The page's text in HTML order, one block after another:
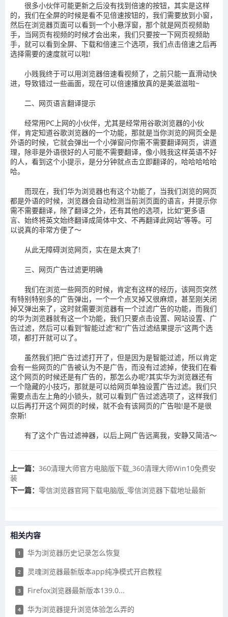
很多小伙伴可能更新之后没有找到倍速的按钮，其实是这样
的，我们在全屏的时候是看不见倍速按钮的，我们需要放到小窗，
然后在浏览器页面可以看到一个小悬浮窗，那个就是网页视频助
手，当网页有视频的时候才会出来，我们只要按一下网页视频助
手，就可以看到全屏、下载和倍速三个选项，我们点击倍速之后再
选择需要的速度就可以啦!
小贱我终于可以用浏览器倍速看视频了，之前只能一直滑动快
进，导致错过一些画面，现在可以倍速播放真的是美滋滋啦~
二、网页语言翻译提示
经常用PC上网的小伙伴，尤其是经常用谷歌浏览器的小伙
伴，肯定知道谷歌浏览器的一个功能，那就是当你浏览的网页全是
外语的时候，它就会弹出一个小弹窗问你需不需要翻译网页，讲道
理，除非是外语很好的人可能不需要翻译，像小贱我这样英语不好
的人，看到这个小提示，是分分钟就点击立即翻译的，哈哈哈哈哈
哈。
而现在，我们华为浏览器也有这个功能了，当我们浏览的网页
都是外语的时候，浏览器会自动检测当前浏页面的语言，并提示你
需不需要翻译，除了翻译之外，还有其他的选项，比如“更多语
言、始终将英文始终翻译成简体中文、不再翻译此网站”等等。可
以说真的非常方便了～
从此无障碍浏览网页，实在是太爽了!
三、网页广告过滤更明确
我们在浏览一些网页的时候，肯定有这样的经历，该网页突然
有特别特别多的广告弹出，一个一个点叉掉又很麻烦，甚至刚关闭
掉又弹出来了，这时就需要浏览器有一个过滤广告的功能，而我们
的华为浏览器就有这一个功能，我们只要点击设置、网站设置、广
告过滤，然后可以看到“智能过滤”和“广告过滤结果提示”这两个选
项，都打开就可以了。
虽然我们把广告过滤打开了，但是因为是智能过滤，所以肯定
会有一些网页的广告被认为不是广告，而没有过滤掉，使我们在看
这个网页的时候还是有广告的，那怎么办呢?其实华为浏览器还有
一个隐藏的小技巧，那就是可以给网页单独设置广告过滤。我们只
需要点击左上角的小锁头，就可以看到广告过滤选项了，这样我们
以后再打开这个网页的时候，就不会有该网页的广告啦!是不是很
奈斯!
有了这个广告过滤神器，以后上网广告远离我，安静又简洁～
上一篇： ​360清理大师官方电脑版下载_360清理大师Win10免费安
装
下一篇： ​零信浏览器官网下载电脑版_零信浏览器下载地址最新
相关内容
1 华为浏览器历史记录怎么恢复
2 灵魂浏览器最新版本app纯净模式开启教程
3 ​Firefox浏览器最新版本139.0...
4 华为浏览器提升浏览体验怎么弄的